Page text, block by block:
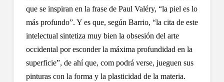
que se inspiran en la frase de Paul Valéry, “la piel es lo
más profundo”. Y es que, según Barrio, “la cita de este
intelectual sintetiza muy bien la obsesión del arte
occidental por esconder la máxima profundidad en la
superficie”, de ahí que, com podrá verse, jueguen sus
pinturas con la forma y la plasticidad de la materia.